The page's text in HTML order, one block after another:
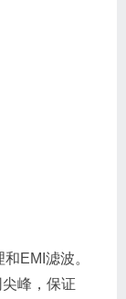
EMI滤波。
峰，保证